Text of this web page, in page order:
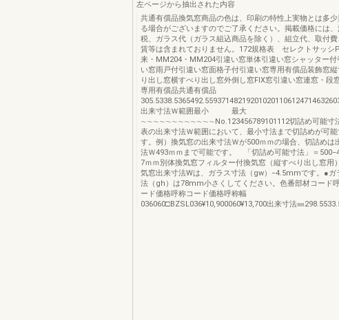
左ページから抽出された内容
共通有償品換気窓商品の色は、印刷の特性上実物とは多少
る場合がございますのでご了承ください。掲載価格には
税、ガラス代（ガラス組込商品を除く）、組立代、取付費
賃等は含まれておりません。172規格表 セレクトサッシ
来・MM204・MM204引違い窓単体引違い窓シャッター付
い窓雨戸付引違い窓面格子付引違い窓専用有償品装飾窓
り出し窓横すべり出し窓外倒し窓FIX窓引違い窓連窓・段
専用有償品共通有償品
出来寸法Ｗ範囲最小 最大
∼∼∼∼∼∼∼∼∼∼∼∼No.123456789101112切詰め可能寸
表の出来寸法Ｗ範囲において、最小寸法まで切詰めが可能
す。例）換気窓の出来寸法Ｗが500ｍｍの場合、切詰めは
法Ｗ493ｍｍまで可能です。 「切詰め可能寸法」＝
7ｍｍ別体換気窓フィルター付換気窓（縦すべり出し窓用
気窓出来寸法Wは、ガラス寸法（gw）−4.5mmです。●ガ
法（gh）は78mm小さくしてください。色番部材コード
ード価格呼称コード価格呼称幅
036060□BZSL036¥10,900060¥13,700出来寸法㎜